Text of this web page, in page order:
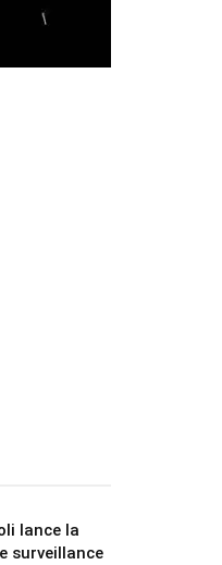
lance la
surveillance